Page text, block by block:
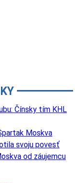
Čínsky tím KHL
Moskva
svoju povesť
od záujemcu